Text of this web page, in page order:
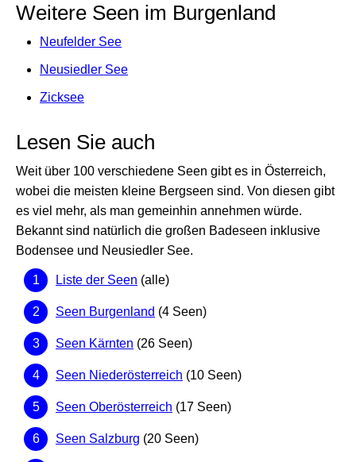
Weitere Seen im Burgenland
Neufelder See
Neusiedler See
Zicksee
Lesen Sie auch
Weit über 100 verschiedene Seen gibt es in Österreich,
wobei die meisten kleine Bergseen sind. Von diesen gibt
es viel mehr, als man gemeinhin annehmen würde.
Bekannt sind natürlich die großen Badeseen inklusive
Bodensee und Neusiedler See.
Liste der Seen (alle)
Seen Burgenland (4 Seen)
Seen Kärnten (26 Seen)
Seen Niederösterreich (10 Seen)
Seen Oberösterreich (17 Seen)
Seen Salzburg (20 Seen)